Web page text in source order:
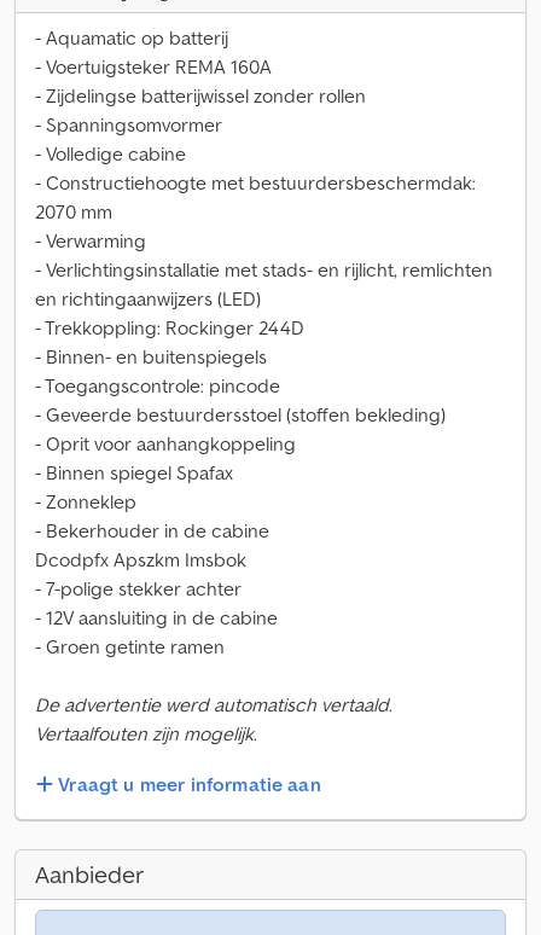
- Aquamatic op batterij
- Voertuigsteker REMA 160A
- Zijdelingse batterijwissel zonder rollen
- Spanningsomvormer
- Volledige cabine
- Constructiehoogte met bestuurdersbeschermdak:
2070 mm
- Verwarming
- Verlichtingsinstallatie met stads- en rijlicht, remlichten
en richtingaanwijzers (LED)
- Trekkoppling: Rockinger 244D
- Binnen- en buitenspiegels
- Toegangscontrole: pincode
- Geveerde bestuurdersstoel (stoffen bekleding)
- Oprit voor aanhangkoppeling
- Binnen spiegel Spafax
- Zonneklep
- Bekerhouder in de cabine
Dcodpfx Apszkm Imsbok
- 7-polige stekker achter
- 12V aansluiting in de cabine
- Groen getinte ramen
De advertentie werd automatisch vertaald.
Vertaalfouten zijn mogelijk.
Vraagt u meer informatie aan
Aanbieder